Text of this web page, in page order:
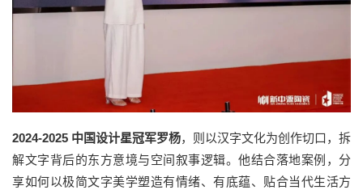
2024-2025 中国设计星冠军罗杨，则以汉字文化为创作切口，拆
解文字背后的东方意境与空间叙事逻辑。他结合落地案例，分
享如何以极简文字美学塑造有情绪、有底蕴、贴合当代生活方